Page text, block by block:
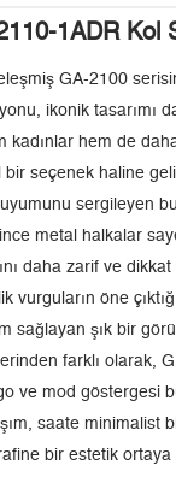
1ADR Kol
GA-2100
ikonik tasarımı
kadınlar hem de
bir seçenek haline
sergileyen
metal halkalar
daha zarif ve
vurguların öne
sağlayan şık bir
farklı olarak,
ve mod göstergesi
saate minimalist
bir estetik ortaya